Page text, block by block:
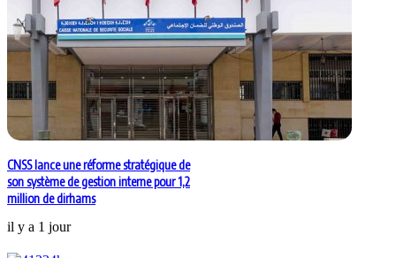
CNSS lance une réforme stratégique de
son système de gestion interne pour 1,2
million de dirhams
il y a 1 jour